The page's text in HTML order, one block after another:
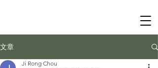
文章
Ji Rong Chou